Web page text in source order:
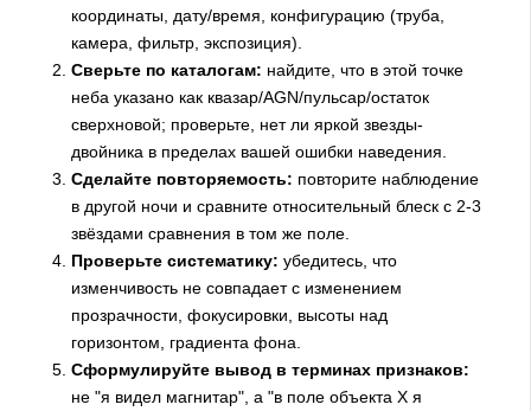
координаты, дату/время, конфигурацию (труба,
камера, фильтр, экспозиция).
Сверьте по каталогам: найдите, что в этой точке
неба указано как квазар/AGN/пульсар/остаток
сверхновой; проверьте, нет ли яркой звезды-
двойника в пределах вашей ошибки наведения.
Сделайте повторяемость: повторите наблюдение
в другой ночи и сравните относительный блеск с 2-3
звёздами сравнения в том же поле.
Проверьте систематику: убедитесь, что
изменчивость не совпадает с изменением
прозрачности, фокусировки, высоты над
горизонтом, градиента фона.
Сформулируйте вывод в терминах признаков:
не "я видел магнитар", а "в поле объекта X я